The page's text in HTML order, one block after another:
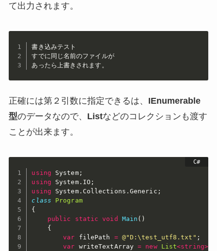
て出力されます。
書き込みテスト
すでに同じ名前のファイルが
あったら上書きされます。
正確には第２引数に指定できるは、 IEnumerable
型のデータなので、 Listなどのコレクションも渡す
ことが出来ます。
using System;
using System. IO ;
using System. Collections . Generic ;
class
Program
{
public
static void Main ( )
{
var filePath = @"D:\test_utf8.txt" ;
var writeTextArray = new List<string>